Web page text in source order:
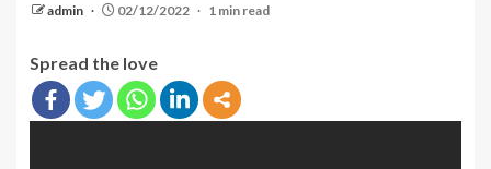
admin 02/12/2022 1 min read
Spread the love